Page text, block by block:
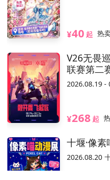
参展嘉宾(5)
苏枕袖 Xie阿钟
活动介绍
福州·蔚蓝档案only3.0·霓波余
—————————
“姐姐，你又在想什么奇奇
剧本有着落了？”
台，活动内容和合规手续由主办
已
¥40 起 热
V26无畏
联赛第二
2026.08.19 -
¥268 起
十堰·像
2026.08.20